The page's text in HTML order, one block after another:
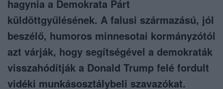
hagynia a Demokrata Párt
küldöttgyűlésének. A falusi származású, jól
beszélő, humoros minnesotai kormányzótól
azt várják, hogy segítségével a demokraták
visszahódítják a Donald Trump felé fordult
vidéki munkásosztálybeli szavazókat.